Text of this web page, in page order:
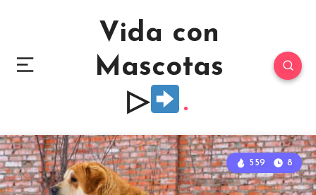
Vida con
Mascotas
▷
559 8